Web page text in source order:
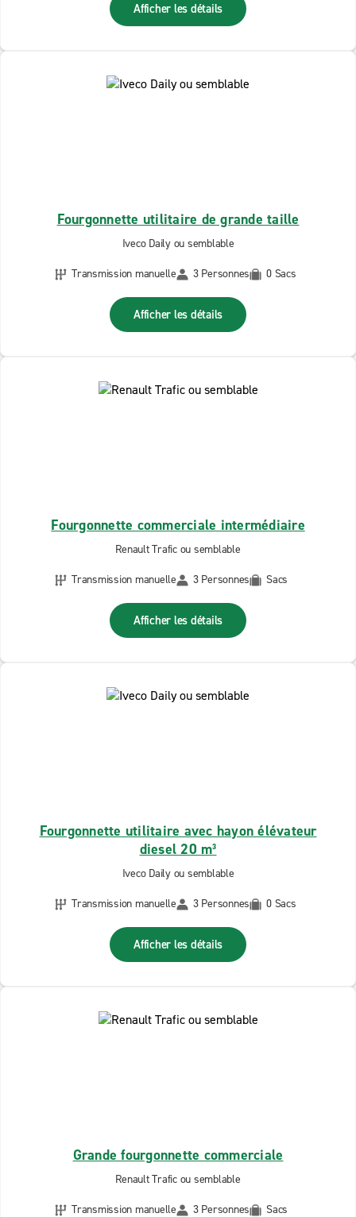
Afficher les détails
Fourgonnette utilitaire de grande taille
Iveco Daily ou semblable
Transmission manuelle
3 Personnes 0 Sacs
Afficher les détails
Fourgonnette commerciale intermédiaire
Renault Trafic ou semblable
Transmission manuelle
3 Personnes Sacs
Afficher les détails
Fourgonnette utilitaire avec hayon élévateur
diesel 20 m³
Iveco Daily ou semblable
Transmission manuelle
3 Personnes 0 Sacs
Afficher les détails
Grande fourgonnette commerciale
Renault Trafic ou semblable
Transmission manuelle
3 Personnes Sacs